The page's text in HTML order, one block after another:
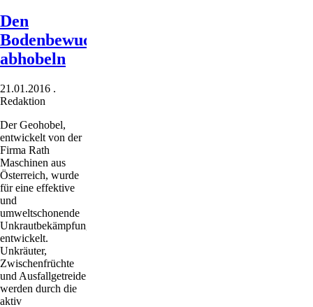
Den
Bodenbewuchs
abhobeln
21.01.2016 .
Redaktion
Der Geohobel,
entwickelt von der
Firma Rath
Maschinen aus
Österreich, wurde
für eine effektive
und
umweltschonende
Unkrautbekämpfung
entwickelt.
Unkräuter,
Zwischenfrüchte
und Ausfallgetreide
werden durch die
aktiv